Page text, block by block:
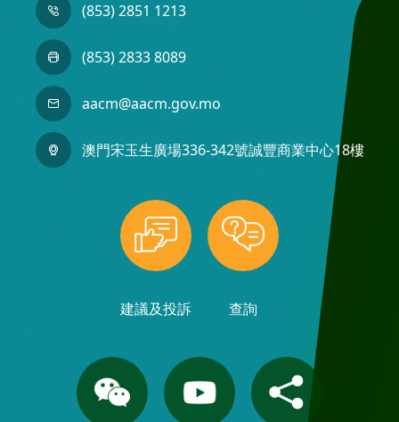
(853) 2851 1213
(853) 2833 8089
aacm@aacm.gov.mo
澳門宋玉生廣場336-342號誠豐商業中心18樓
建議及投訴 查詢